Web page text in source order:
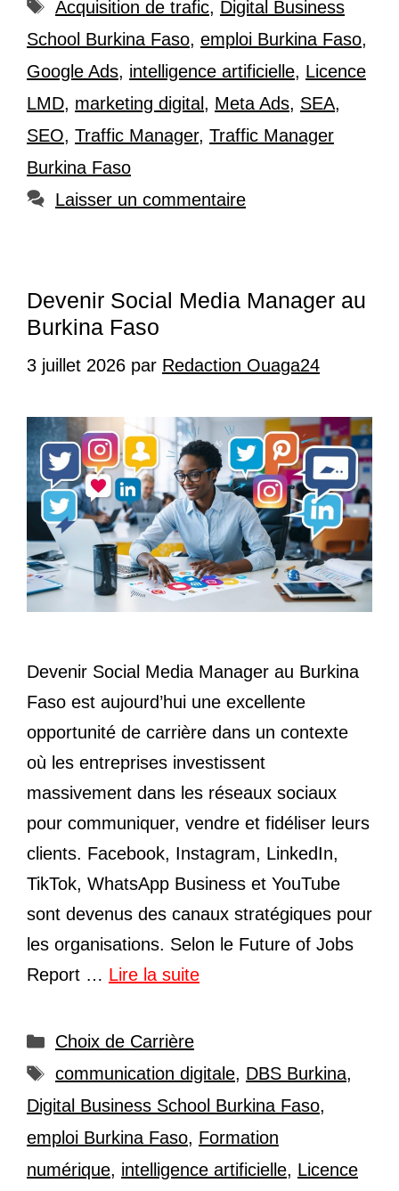
Acquisition de trafic, Digital Business
School Burkina Faso, emploi Burkina Faso,
Google Ads, intelligence artificielle, Licence
LMD, marketing digital , Meta Ads, SEA,
SEO, Traffic Manager, Traffic Manager
Burkina Faso
Laisser un commentaire
Devenir Social Media Manager au
Burkina Faso
3 juillet 2026 par Redaction Ouaga24
Devenir Social Media Manager au Burkina
Faso est aujourd’hui une excellente
opportunité de carrière dans un contexte
où les entreprises investissent
massivement dans les réseaux sociaux
pour communiquer, vendre et fidéliser leurs
clients. Facebook, Instagram, LinkedIn,
TikTok, WhatsApp Business et YouTube
sont devenus des canaux stratégiques pour
les organisations. Selon le Future of Jobs
Report … Lire la suite
Catégories
Choix de Carrière
Étiquettes
communication digitale, DBS Burkina,
Digital Business School Burkina Faso,
emploi Burkina Faso, Formation
numérique, intelligence artificielle, Licence